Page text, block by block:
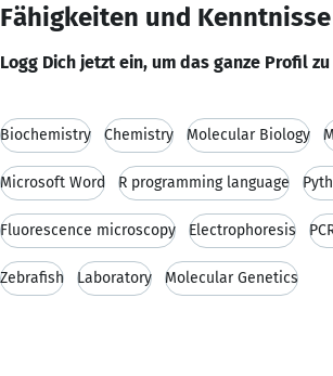
Fähigkeiten und Kenntnisse
Logg Dich jetzt ein, um das ganze Profil
Biochemistry Chemistry Molecular Biology
Microsoft Word R programming language
Fluorescence microscopy Electrophoresis
Zebrafish Laboratory Molecular Genetics